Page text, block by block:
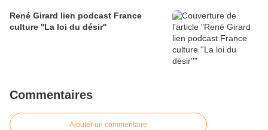
Meyran; 2) podcast France Culture
''Emeutes, violence, révolte ? '' ; 3)
René Girard lien podcast France
culture ''La loi du désir''
Commentaires
Ajouter un commentaire